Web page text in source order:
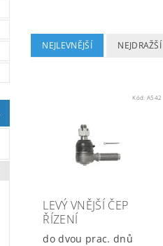
NEJLEVNĚJŠÍ NEJDRAŽŠÍ
Kód:A542
LEVÝ VNĚJŠÍ ČEP
ŘÍZENÍ
do dvou prac. dnů